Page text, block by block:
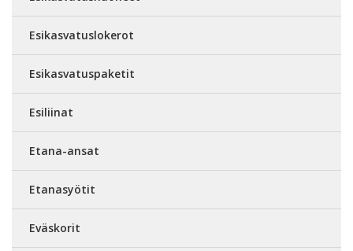
Esikasvatuslokerot
Esikasvatuspaketit
Esiliinat
Etana-ansat
Etanasyötit
Eväskorit